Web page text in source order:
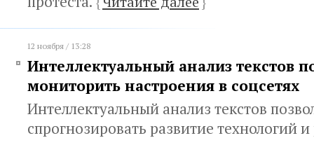
12 ноября / 13:28
Интеллектуальный анализ текстов
мониторить настроения в соцсетях
Интеллектуальный анализ текстов
спрогнозировать развитие технологий